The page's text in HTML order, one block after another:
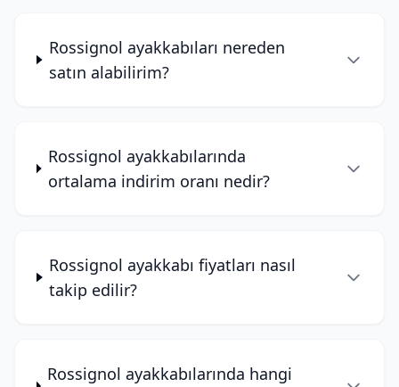
Rossignol ayakkabıları nereden
satın alabilirim?
Rossignol ayakkabılarında
ortalama indirim oranı nedir?
Rossignol ayakkabı fiyatları nasıl
takip edilir?
Rossignol ayakkabılarında hangi